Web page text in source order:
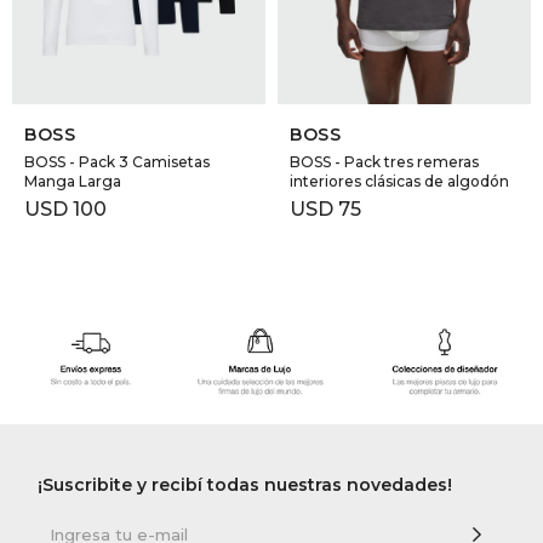
BOSS
BOSS - Pack 3 Camisetas
Manga Larga
USD 100
SELECCIONAR TALLE
BOSS
BOSS - Pack tres remeras
interiores clásicas de algodón
USD 75
¡Suscribite y recibí todas nuestras novedades!